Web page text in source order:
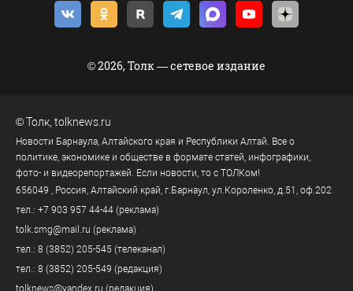
© 2026, Толк — сетевое издание
©Толк tolknews.ru
Новости Барнаула, Алтайского края и Республики Алтай. Все о
политике, экономике и обществе в формате статей, инфографики,
фото- и видеорепортажей. Если новости, то с ТОЛКом!
656049 , Россия, Алтайский край, г.Барнаул, ул.Короленко, д.51, оф.202
тел.: +7 903 957 44-44 (реклама)
tolk.smg@mail.ru (реклама)
тел.: 8 (3852) 205-545 (телеканал)
тел.: 8 (3852) 205-549 (редакция)
tolknews@yandex.ru (редакция)